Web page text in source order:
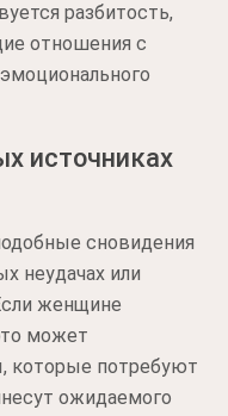
разбитость,
отношения с
источниках
сновидения
неудачах или
женщине
может
которые потребуют
ожидаемого